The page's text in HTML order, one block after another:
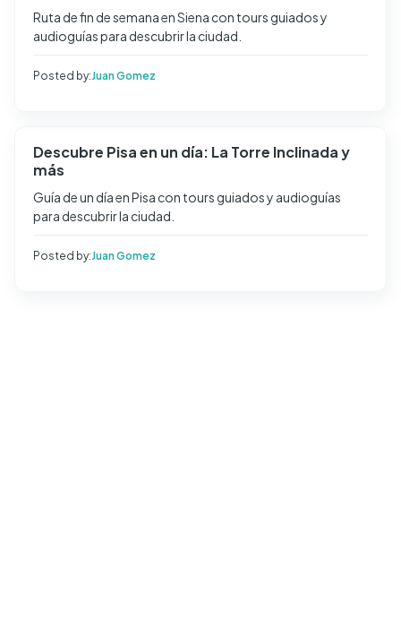
Ruta de fin de semana en Siena con tours guiados y
audioguías para descubrir la ciudad.
Posted by:Juan Gomez
Descubre Pisa en un día: La Torre Inclinada y
más
Guía de un día en Pisa con tours guiados y audioguías
para descubrir la ciudad.
Posted by:Juan Gomez